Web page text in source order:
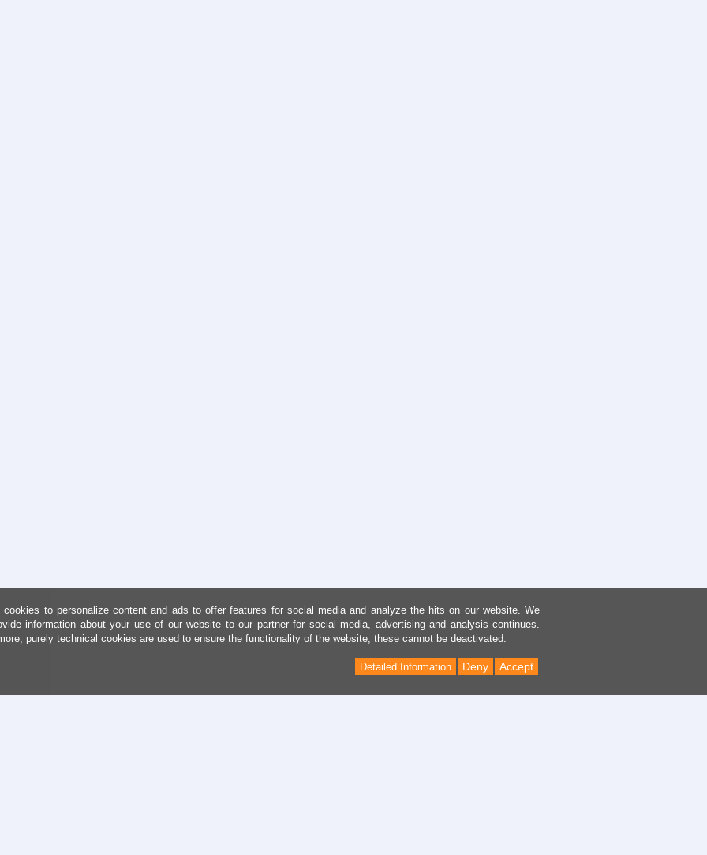
cookies to personalize content and ads to offer features for social media and analyze the hits on our website. We
information about your use of our website to our partner for social media, advertising and analysis continues.
purely technical cookies are used to ensure the functionality of the website, these cannot be deactivated.
Accept
Deny
Detailed Information